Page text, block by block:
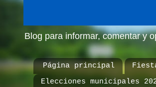
Blog para informar, comentar y
Página principal
Elecciones municipales